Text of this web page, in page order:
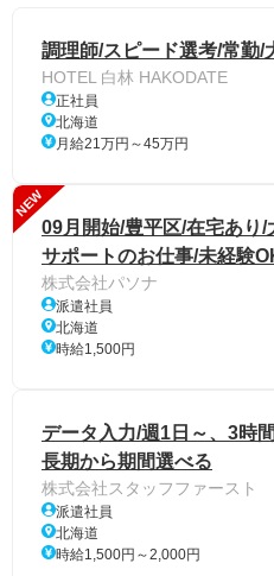
調理師/スピード選考/常勤/
HOTEL 白林 HAKODATE
正社員
北海道
月給21万円～45万円
NEW
09月開始/豊平区/在宅あり
サポートのお仕事/未経験
株式会社パソナ
派遣社員
北海道
時給1,500円
データ入力/週1日～、3時
長期から期間選べる
株式会社スタッフファースト
派遣社員
北海道
時給1,500円～2,000円